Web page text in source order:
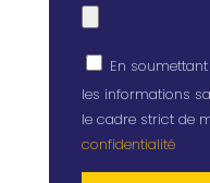
En
les informations
le cadre strict de
confidentialité